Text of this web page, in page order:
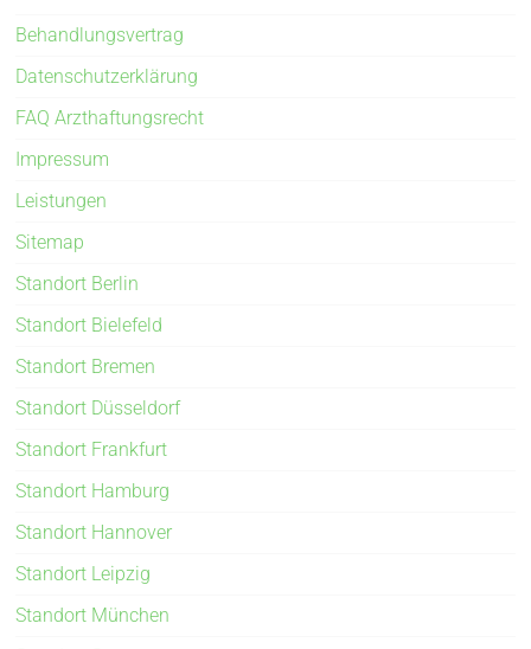
Behandlungsvertrag
Datenschutzerklärung
FAQ Arzthaftungsrecht
Impressum
Leistungen
Sitemap
Standort Berlin
Standort Bielefeld
Standort Bremen
Standort Düsseldorf
Standort Frankfurt
Standort Hamburg
Standort Hannover
Standort Leipzig
Standort München